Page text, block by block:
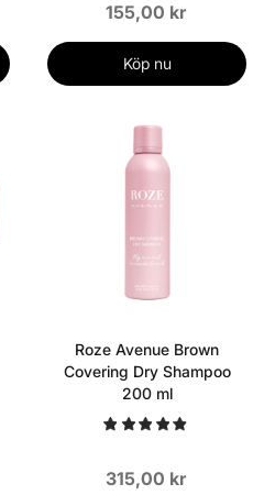
155,00 kr
Köp nu
Roze Avenue Brown
Covering Dry Shampoo
200 ml
315,00 kr